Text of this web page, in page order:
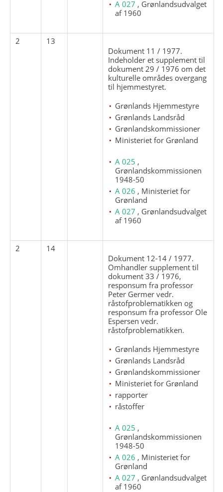
A 027 , Grønlandsudvalget
af 1960
2
13
Dokument 11 / 1977.
Indeholder et supplement til
dokument 29 / 1976 om det
kulturelle områdes overgang
til hjemmestyret.
Grønlands Hjemmestyre
Grønlands Landsråd
Grønlandskommissioner
Ministeriet for Grønland
A 025 ,
Grønlandskommissionen
1948-50
A 026 , Ministeriet for
Grønland
A 027 , Grønlandsudvalget
af 1960
2
14
Dokument 12-14 / 1977.
Omhandler supplement til
dokument 33 / 1976,
responsum fra professor
Peter Germer vedr.
råstofproblematikken og
responsum fra professor Ole
Espersen vedr.
råstofproblematikken.
Grønlands Hjemmestyre
Grønlands Landsråd
Grønlandskommissioner
Ministeriet for Grønland
rapporter
råstoffer
A 025 ,
Grønlandskommissionen
1948-50
A 026 , Ministeriet for
Grønland
A 027 , Grønlandsudvalget
af 1960